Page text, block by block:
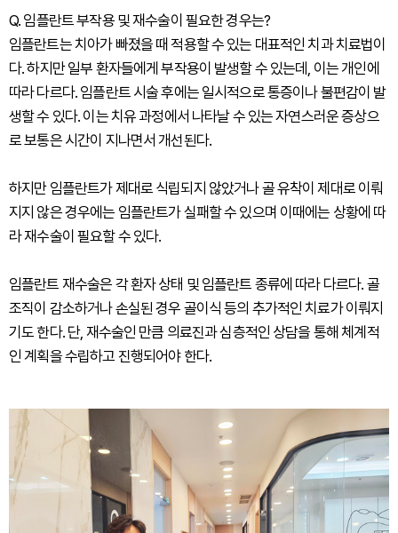
Q. 임플란트 부작용 및 재수술이 필요한 경우는?
임플란트는 치아가 빠졌을 때 적용할 수 있는 대표적인 치과 치료법이
다. 하지만 일부 환자들에게 부작용이 발생할 수 있는데, 이는 개인에
따라 다르다. 임플란트 시술 후에는 일시적으로 통증이나 불편감이 발
생할 수 있다. 이는 치유 과정에서 나타날 수 있는 자연스러운 증상으
로 보통은 시간이 지나면서 개선된다.
하지만 임플란트가 제대로 식립되지 않았거나 골 유착이 제대로 이뤄
지지 않은 경우에는 임플란트가 실패할 수 있으며 이때에는 상황에 따
라 재수술이 필요할 수 있다.
임플란트 재수술은 각 환자 상태 및 임플란트 종류에 따라 다르다. 골
조직이 감소하거나 손실된 경우 골이식 등의 추가적인 치료가 이뤄지
기도 한다. 단, 재수술인 만큼 의료진과 심층적인 상담을 통해 체계적
인 계획을 수립하고 진행되어야 한다.